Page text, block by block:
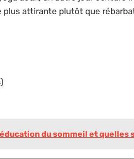
attirante plutôt que
du sommeil et